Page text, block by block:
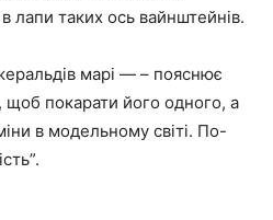
лапи таких ось вайнштейнів.
марі — – пояснює
щоб покарати його одного, а
в модельному світі. По-